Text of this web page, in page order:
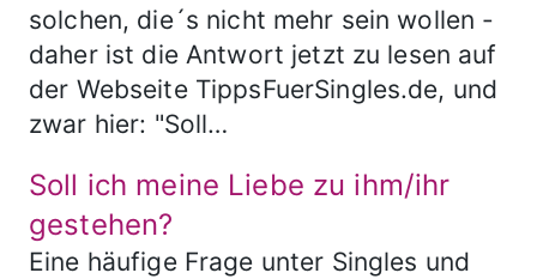
solchen, die´s nicht mehr sein wollen -
daher ist die Antwort jetzt zu lesen auf
der Webseite TippsFuerSingles.de, und
zwar hier: "Soll…
Soll ich meine Liebe zu ihm/ihr
gestehen?
Eine häufige Frage unter Singles und